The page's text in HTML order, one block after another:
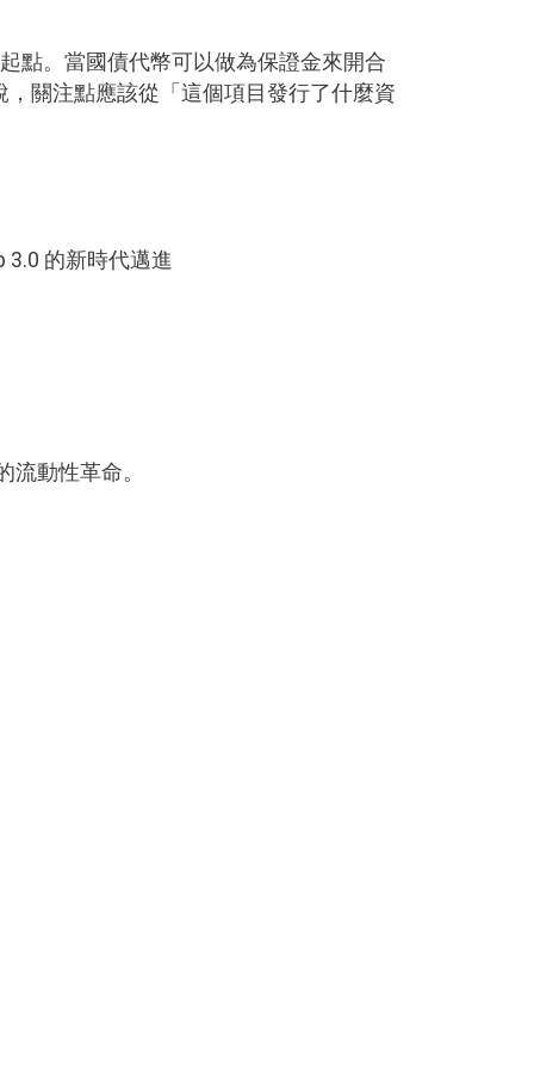
點。當國債代幣可以做為保證金來開合
關注點應該從「這個項目發行了什麼資
3.0 的新時代邁進
動性革命。